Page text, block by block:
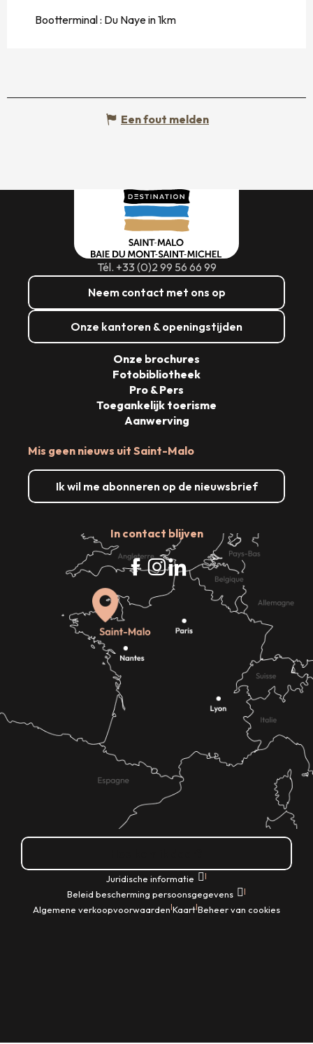
Bootterminal : Du Naye in 1km
Een fout melden
Tél. +33 (0)2 99 56 66 99
Neem contact met ons op
Onze kantoren & openingstijden
Mis geen nieuws uit Saint-Malo
Ik wil me abonneren op de nieuwsbrief
In contact blijven
Onze brochures
Fotobibliotheek
Pro & Pers
Toegankelijk toerisme
Aanwerving
Juridische informatie |
Beleid bescherming persoonsgegevens |
Algemene verkoopvoorwaarden|Kaart|Beheer van cookies